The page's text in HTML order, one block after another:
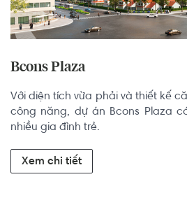
Bcons Plaza
Với diện tích vừa phải và thiết kế
công năng, dự án Bcons Plaza
nhiều gia đình trẻ.
Xem chi tiết